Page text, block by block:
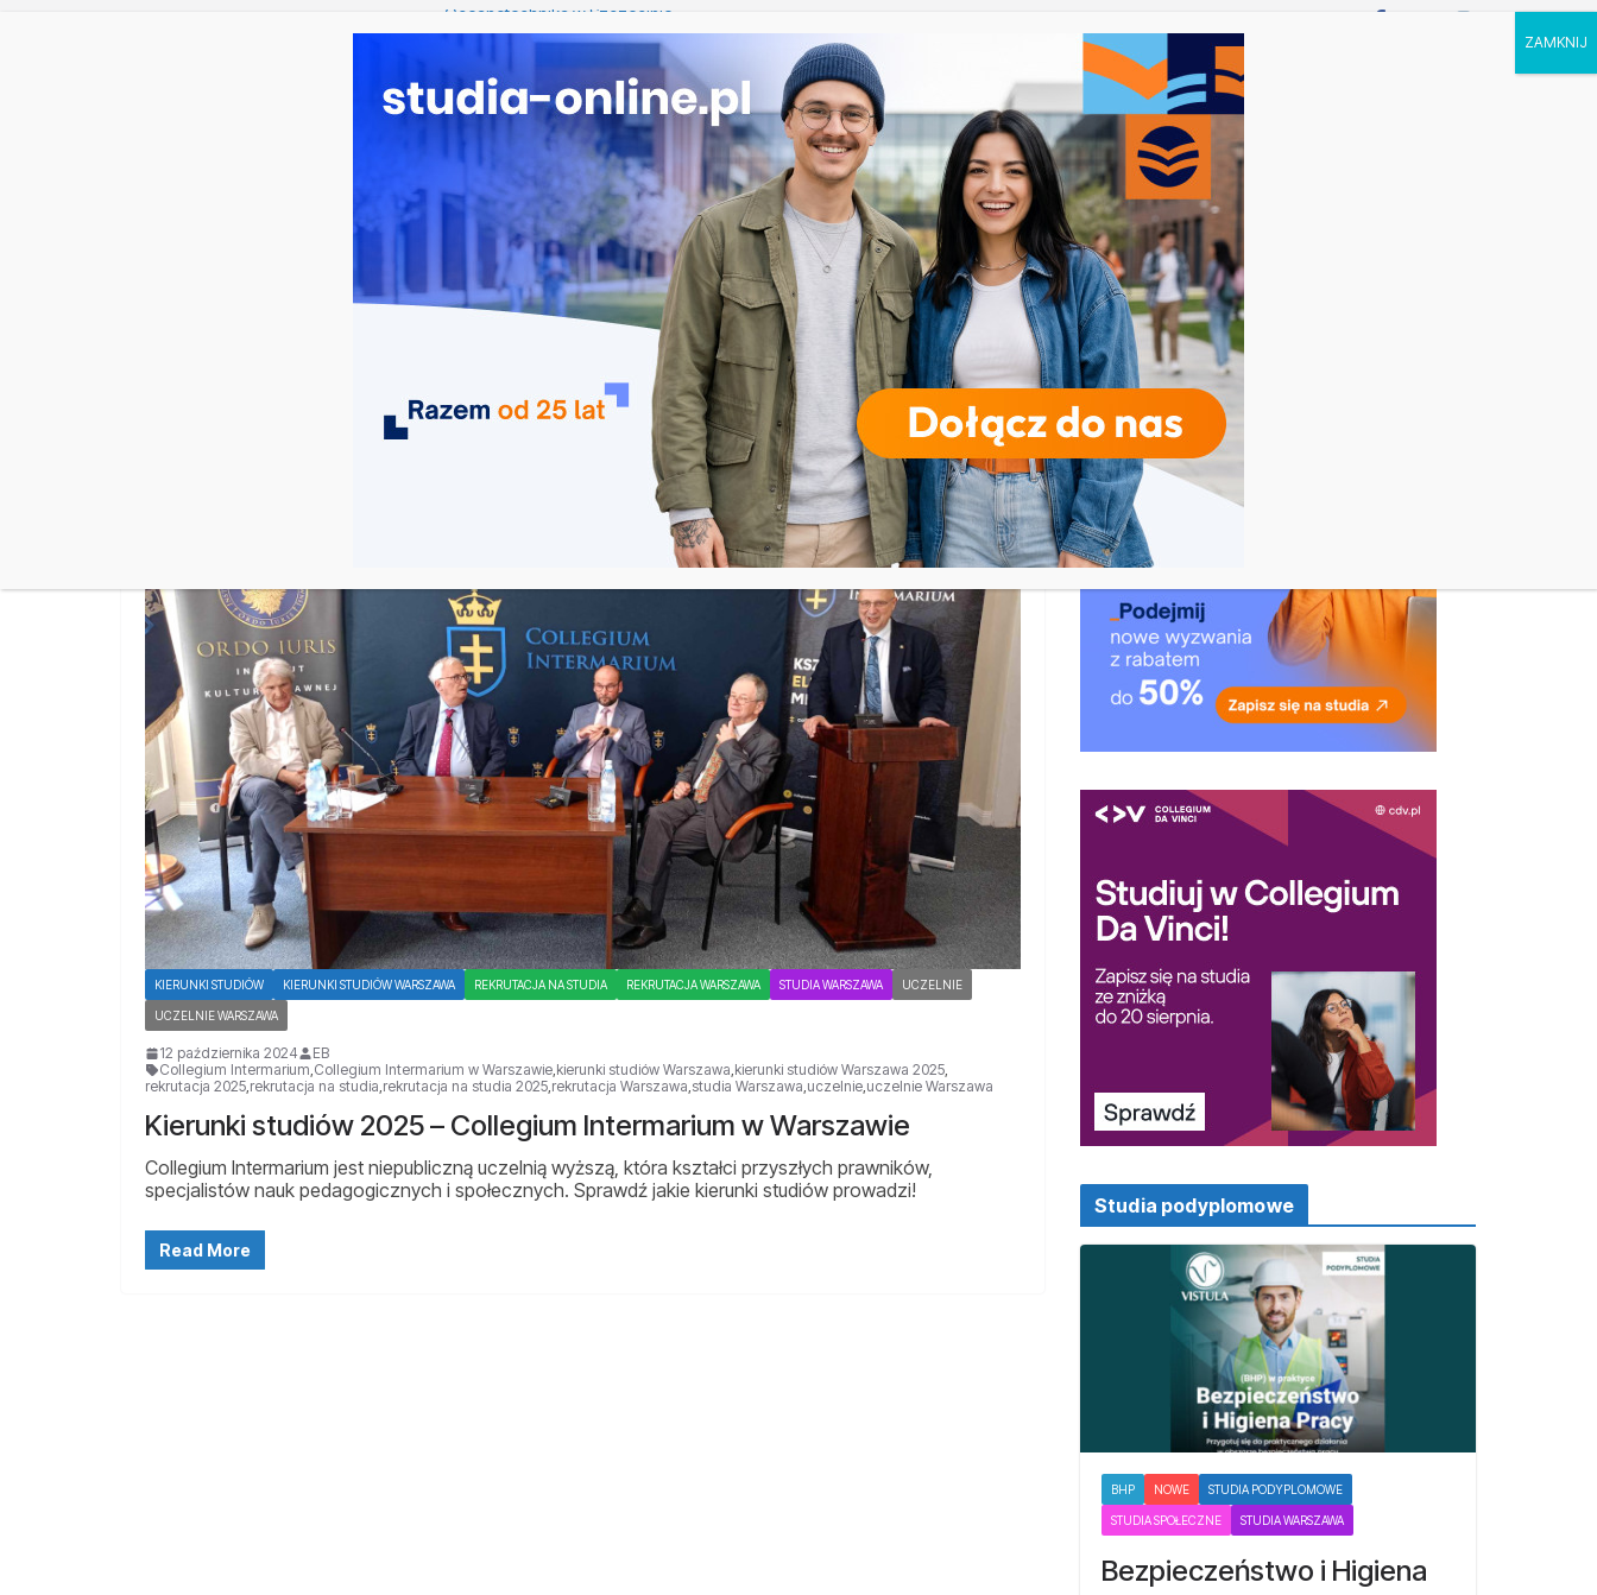
Dodatkowa rekrutacja na studia na UJD – Uniwersytet Jana
Długosza w Częstochowie
Biotechnologia – Uniwersytet Przyrodniczy w Poznaniu
Zarządzanie w turystyce w Katowicach
Turystyka – Uniwersytet Wrocławski
UCZELNIE KIERUNKI RODZAJE STUDIÓW REKRUTACJA DRZWI OTWARTE TOP STUDIA KALENDARZ
KIERUNKI STUDIÓW KIERUNKI STUDIÓW WARSZAWA REKRUTACJA NA STUDIA REKRUTACJA WARSZAWA STUDIA WARSZAWA UCZELNIE
UCZELNIE WARSZAWA
12 października 2024
EB
Collegium Intermarium Collegium Intermarium w Warszawie kierunki studiów Warszawa kierunki studiów Warszawa 2025
rekrutacja 2025 rekrutacja na studia rekrutacja na studia 2025 rekrutacja Warszawa studia Warszawa uczelnie uczelnie Warszawa
Kierunki studiów 2025 – Collegium Intermarium w Warszawie
Collegium Intermarium jest niepubliczną uczelnią wyższą, która kształci przyszłych prawników,
specjalistów nauk pedagogicznych i społecznych. Sprawdź jakie kierunki studiów prowadzi!
Read More
Studia podyplomowe
BHP NOWE STUDIA PODYPLOMOWE
STUDIA SPOŁECZNE STUDIA WARSZAWA
Bezpieczeństwo i Higiena